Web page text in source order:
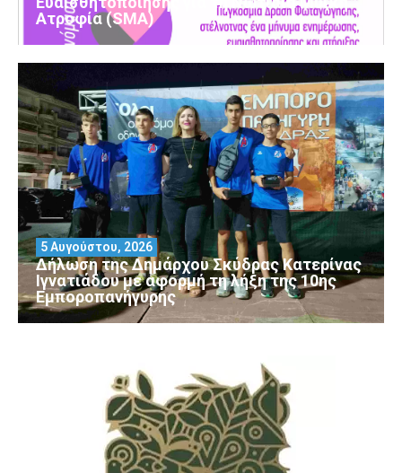
Ατροφία (SMA)
Δήλωση της Δημάρχου Σκύδρας Κατερίνας
Ιγνατιάδου με αφορμή τη λήξη της 10ης
Εμποροπανήγυρης
5 Αυγούστου, 2026